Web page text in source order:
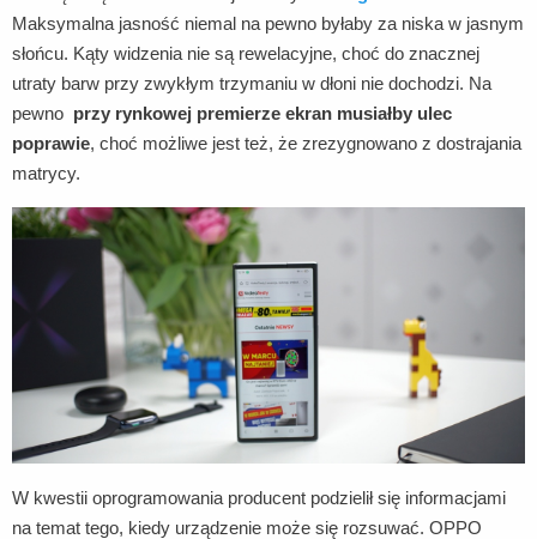
Maksymalna jasność niemal na pewno byłaby za niska w jasnym
słońcu. Kąty widzenia nie są rewelacyjne, choć do znacznej
utraty barw przy zwykłym trzymaniu w dłoni nie dochodzi. Na
pewno przy rynkowej premierze ekran musiałby ulec
poprawie, choć możliwe jest też, że zrezygnowano z dostrajania
matrycy.
W kwestii oprogramowania producent podzielił się informacjami
na temat tego, kiedy urządzenie może się rozsuwać. OPPO